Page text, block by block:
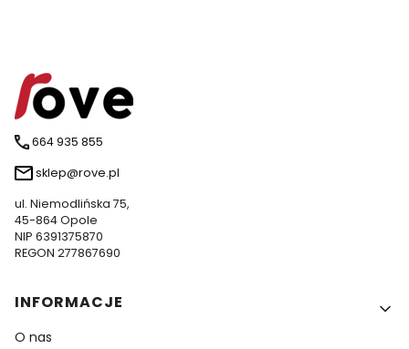
664 935 855
sklep@rove.pl
ul. Niemodlińska 75,
45-864 Opole
NIP 6391375870
REGON 277867690
Linki w stopce
INFORMACJE
O nas